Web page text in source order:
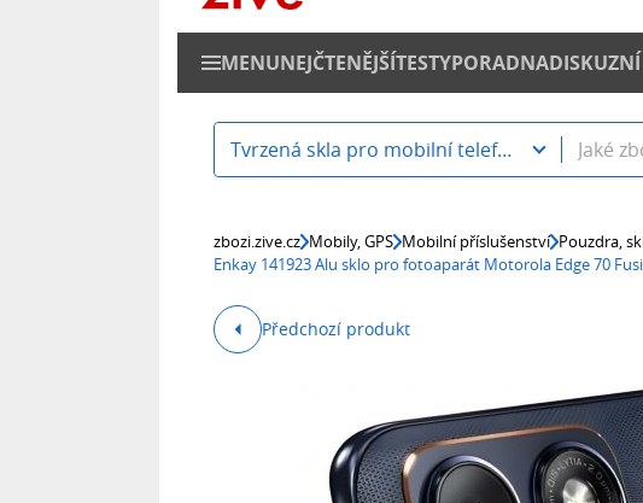
MENUNEJČTENĚJŠÍTESTYPORADNA
Tvrzená skla pro mobilní telefony
zbozi.zive.cz Mobily, GPS Mobilní příslušenství Pouzdra,
Enkay 141923 Alu sklo pro fotoaparát Motorola Edge 70
Předchozí produkt